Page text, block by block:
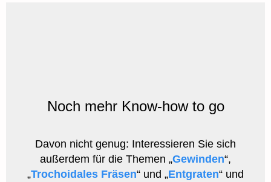
Noch mehr Know-how to go
Davon nicht genug: Interessieren Sie sich
außerdem für die Themen „Gewinden“,
„Trochoidales Fräsen“ und „Entgraten“ und